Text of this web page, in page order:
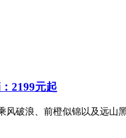
2199元起
风破浪、前橙似锦以及远